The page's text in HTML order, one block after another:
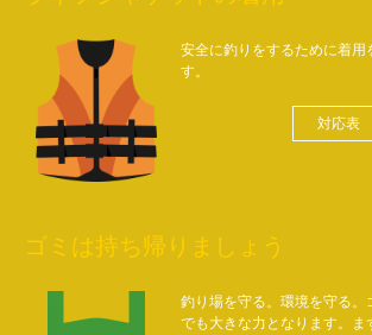
安全に釣りをするために着用
す。
対応表
ゴミは持ち帰りましょう
釣り場を守る。環境を守る。
でも大きな力となります。ま